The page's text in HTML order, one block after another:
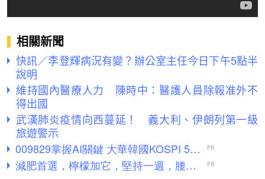
相關新聞
快訊／李登輝病況有變？辦公室主任今日下午5點半
說明
維持國內醫療人力 陳時中：醫護人員除報准外不
得出國
武漢肺炎疫情向西蔓延！ 義大利、伊朗列第一級
旅遊警示